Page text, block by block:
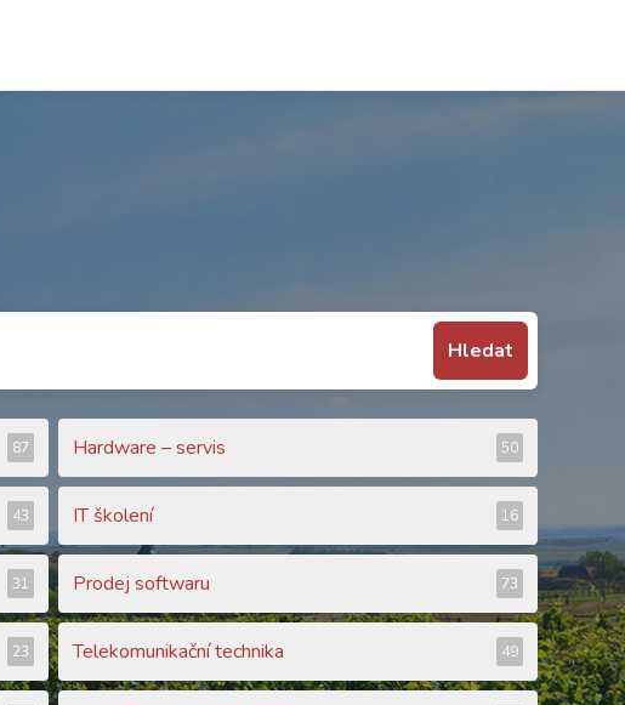
Hledat
87 Hardware – servis 50
43 IT školení 16
31 Prodej softwaru 73
23 Telekomunikační technika 49